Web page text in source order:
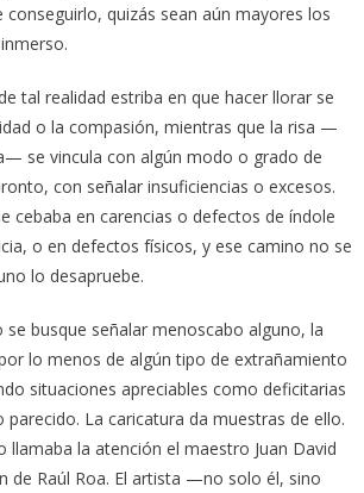
quizás sean aún mayores los
tal realidad estriba en que hacer llorar se
o la compasión, mientras que la risa —
se vincula con algún modo o grado de
con señalar insuficiencias o excesos.
cebaba en carencias o defectos de índole
o en defectos físicos, y ese camino no se
lo desapruebe.
se busque señalar menoscabo alguno, la
lo menos de algún tipo de extrañamiento
situaciones apreciables como deficitarias
parecido. La caricatura da muestras de ello.
llamaba la atención el maestro Juan David
de Raúl Roa. El artista —no solo él, sino